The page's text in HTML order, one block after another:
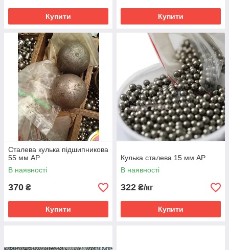
Купити Купити
Сталева кулька підшипникова
55 мм AP
В наявності
370 ₴
Купити
Кулька сталева 15 мм AP
В наявності
322 ₴/кг
Купити